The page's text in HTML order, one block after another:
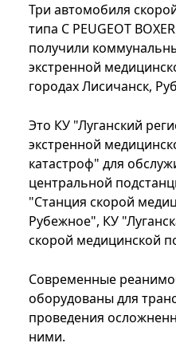
Три автомобиля
типа С PEUGEOT
получили
экстренной
городах Лисичанск,
Это КУ "Луганский
экстренной
катастроф" для
центральной
"Станция скорой
Рубежное", КУ
скорой медицинской
Современные
оборудованы для
проведения
ними.